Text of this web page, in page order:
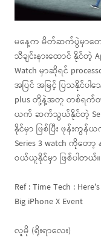
မနေ့က မိတ်ဆက်ပွဲမှာတော့
သီချင်းနားထောင် နိုင်
Watch မှာဆိုရင်
အပြင် အမြင့် ပြသနိုင်ပါ
plus တို့နဲ့အတူ တစ်ရက်တည်
ယက် ဆက်သွယ်နိုင်တဲ့
နိုင်မှာ ဖြစ်ပြီး ဖုန်း
Series 3 watch ကိုတော့
ဝယ်ယူနိုင်မှာ ဖြစ်ပါတယ်။
Ref : Time Tech :
Big iPhone X Event
လူမို (ရိုးရာလေး)